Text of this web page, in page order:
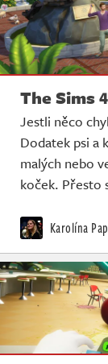
The Sims
Jestli něco
Dodatek psi a
malých nebo
koček. Přesto
Karolína